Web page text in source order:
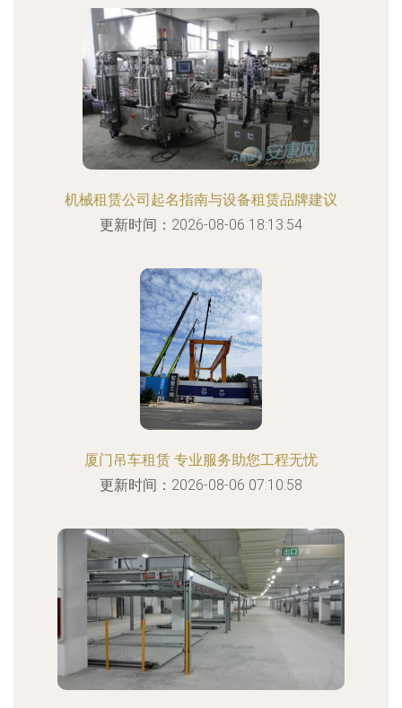
机械租赁公司起名指南与设备租赁品牌建议
更新时间：2026-08-06 18:13:54
厦门吊车租赁 专业服务助您工程无忧
更新时间：2026-08-06 07:10:58